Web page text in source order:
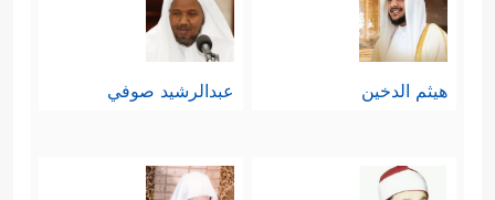
ٱللَّهَ لَطِیفٌ خَبِیرࣱ﴾
، ثم النظر في تسخير هذا
لَكُم مَّا فِی ٱلۡأَرۡضِ وَٱلۡفُلۡكَ تَجۡرِی فِی ٱلۡبَحۡرِ بِأَمۡرِهِۦ
هيثم الدخين عبدالرشيد صوفي